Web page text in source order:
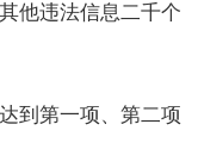
他违法信息二千个
到第一项、第二项